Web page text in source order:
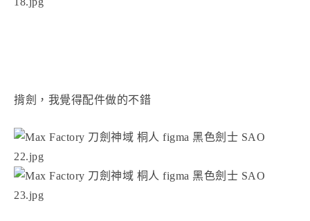
揹劍，我覺得配件做的不錯